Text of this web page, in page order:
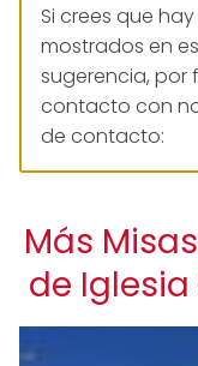
Si crees que
mostrados en
sugerencia, por
contacto con
de contacto:
Más
de